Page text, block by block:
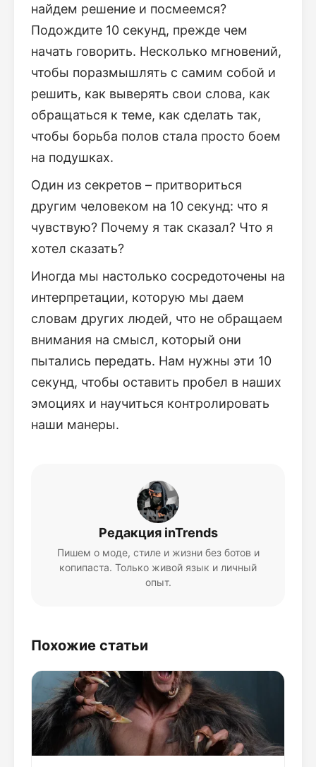
найдем решение и посмеемся?
Подождите 10 секунд, прежде чем
начать говорить. Несколько мгновений,
чтобы поразмышлять с самим собой и
решить, как выверять свои слова, как
обращаться к теме, как сделать так,
чтобы борьба полов стала просто боем
на подушках.
Один из секретов – притвориться
другим человеком на 10 секунд: что я
чувствую? Почему я так сказал? Что я
хотел сказать?
Иногда мы настолько сосредоточены на
интерпретации, которую мы даем
словам других людей, что не обращаем
внимания на смысл, который они
пытались передать. Нам нужны эти 10
секунд, чтобы оставить пробел в наших
эмоциях и научиться контролировать
наши манеры.
Редакция inTrends
Пишем о моде, стиле и жизни без ботов и
копипаста. Только живой язык и личный
опыт.
Похожие статьи